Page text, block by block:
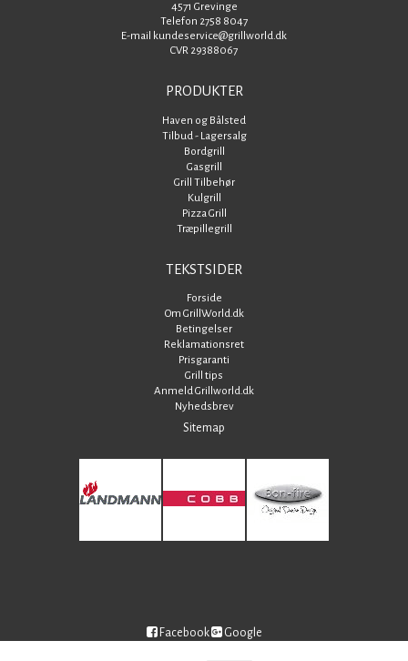
4571 Grevinge
Telefon 2758 8047
E-mail kundeservice@grillworld.dk
CVR 29388067
PRODUKTER
Haven og Bålsted
Tilbud - Lagersalg
Bordgrill
Gasgrill
Grill Tilbehør
Kulgrill
Pizza Grill
Træpillegrill
TEKSTSIDER
Forside
Om GrillWorld.dk
Betingelser
Reklamationsret
Prisgaranti
Grill tips
Anmeld Grillworld.dk
Nyhedsbrev
Sitemap
Facebook Google